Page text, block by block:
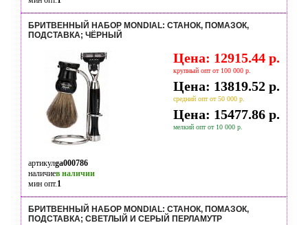
БРИТВЕННЫЙ НАБОР MONDIAL: СТАНОК, ПОМАЗОК,
ПОДСТАВКА; ЧЁРНЫЙ
Цена: 12915.44 р.
крупный опт от 100 000 р.
Цена: 13819.52 р.
средний опт от 50 000 р.
Цена: 15477.86 р.
мелкий опт от 10 000 р.
артикулga000786
наличиев наличии
мин опт.1
БРИТВЕННЫЙ НАБОР MONDIAL: СТАНОК, ПОМАЗОК,
ПОДСТАВКА; СВЕТЛЫЙ И СЕРЫЙ ПЕРЛАМУТР